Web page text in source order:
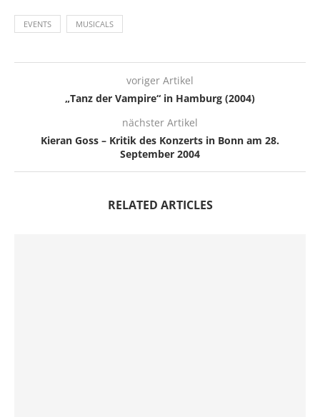
EVENTS MUSICALS
voriger Artikel
„Tanz der Vampire“ in Hamburg (2004)
nächster Artikel
Kieran Goss – Kritik des Konzerts in Bonn am 28.
September 2004
RELATED ARTICLES